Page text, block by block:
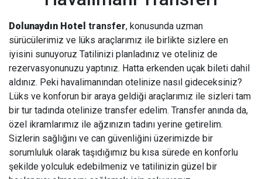
Dolunaydın Hotel transfer, konusunda uzman
sürücülerimiz ve lüks araçlarımız ile birlikte sizlere en
iyisini sunuyoruz Tatilinizi planladınız ve oteliniz de
rezervasyonunuzu yaptınız. Hatta erkenden uçak bileti dahil
aldınız. Peki havalimanından otelinize nasıl gideceksiniz?
Lüks ve konforun bir araya geldiği araçlarımız ile sizleri tam
bir tur tadında otelinize transfer edelim. Transfer anında da,
özel ikramlarımız ile ağzınızın tadını yerine getirelim.
Sizlerin sağlığını ve can güvenliğini üzerimizde bir
sorumluluk olarak taşıdığımız bu kısa sürede en konforlu
şekilde yolculuk edebilmeniz ve tatilinizin güzel bir